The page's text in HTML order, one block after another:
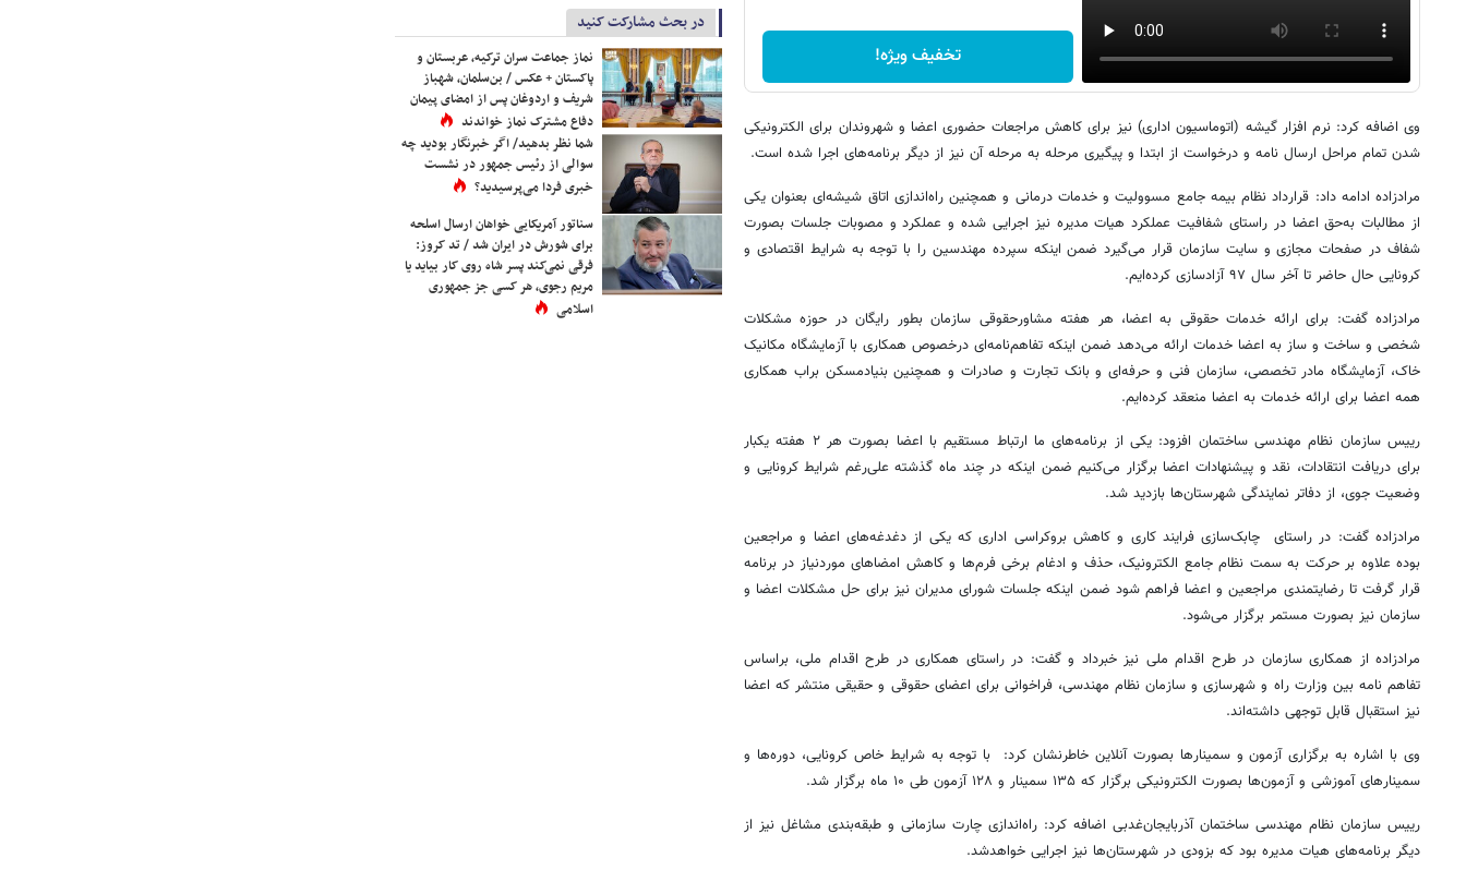
تخفیف ویژه!
وی اضافه کرد: نرم افزار گیشه (اتوماسیون اداری) نیز برای کاهش مراجعات حضوری اعضا و شهروندان برای الکترونیکی
شدن تمام مراحل‌ ارسال نامه و درخواست از ابتدا و پیگیری مرحله به مرحله آن نیز از دیگر برنامه‌های اجرا شده است.
مرادزاده ادامه داد: قرارداد نظام بیمه جامع مسوولیت و خدمات درمانی و همچنین راه‌اندازی اتاق شیشه‌ای بعنوان یکی
از مطالبات به‌حق اعضا در راستای شفافیت عملکرد هیات مدیره نیز اجرایی شده و عملکرد و مصوبات جلسات بصورت
شفاف در صفحات مجازی و سایت سازمان قرار می‌گیرد ضمن اینکه سپرده مهندسین را با توجه به شرایط اقتصادی و
کرونایی حال حاضر تا آخر سال ۹۷ آزادسازی کرده‌ایم.
مرادزاده گفت: برای ارائه خدمات حقوقی به اعضا، هر هفته مشاورحقوقی سازمان بطور رایگان در حوزه مشکلات
شخصی و ساخت و ساز به اعضا خدمات ارائه می‌دهد ضمن اینکه تفاهم‌نامه‌ای درخصوص همکاری با آزمایشگاه مکانیک
خاک، آزمایشگاه مادر تخصصی، سازمان فنی و حرفه‌ای و بانک تجارت و صادرات و همچنین بنیادمسکن براب همکاری
همه اعضا برای ارائه خدمات به اعضا منعقد کرده‌ایم.
رییس سازمان نظام مهندسی ساختمان افزود: یکی از برنامه‌های ما ارتباط مستقیم با اعضا بصورت هر ۲ هفته یکبار
برای دریافت انتقادات، نقد و پیشنهادات اعضا برگزار می‌کنیم ضمن اینکه در چند ماه گذشته علی‌رغم شرایط کرونایی و
وضعیت جوی، از دفاتر نمایندگی شهرستان‌ها بازدید شد.
مرادزاده گفت: در راستای چابک‌سازی فرایند کاری و کاهش بروکراسی اداری که یکی از دغدغه‌های اعضا و مراجعین
بوده علاوه بر حرکت به سمت نظام جامع الکترونیک، حذف و ادغام برخی فرم‌ها و کاهش امضاهای موردنیاز در برنامه
قرار گرفت تا رضایتمندی مراجعین و اعضا فراهم شود ضمن اینکه جلسات شورای مدیران نیز برای حل مشکلات اعضا و
سازمان نیز بصورت مستمر برگزار می‌شود.
مرادزاده از همکاری سازمان در طرح اقدام ملی نیز خبرداد و گفت: در راستای همکاری در طرح اقدام ملی، براساس
تفاهم نامه بین وزارت راه و شهرسازی و سازمان نظام مهندسی، فراخوانی برای اعضای حقوقی و حقیقی منتشر که اعضا
نیز استقبال قابل توجهی داشته‌اند.
وی با اشاره به برگزاری آزمون و سمینارها بصورت آنلاین خاطرنشان کرد: با توجه به شرایط خاص کرونایی، دوره‌ها و
سمینارهای آموزشی و آزمون‌ها بصورت الکترونیکی برگزار که ۱۳۵ سمینار و ۱۲۸ آزمون طی ۱۰ ماه برگزار شد.
رییس سازمان نظام مهندسی ساختمان آذربایجان‌غدبی اضافه کرد: راه‌اندازی چارت سازمانی و طبقه‌بندی مشاغل نیز از
دیگر برنامه‌های هیات مدیره بود که بزودی در شهرستان‌ها نیز اجرایی خواهدشد.
در بحث مشارکت کنید
نماز جماعت سران ترکیه، عربستان و
پاکستان + عکس / بن‌سلمان، شهباز
شریف و اردوغان پس از امضای پیمان
دفاع مشترک نماز خواندند
شما نظر بدهید/ اگر خبرنگار بودید چه
سوالی از رئیس جمهور در نشست
خبری فردا می‌پرسیدید؟
سناتور آمریکایی خواهان ارسال اسلحه
برای شورش در ایران شد / تد کروز:
فرقی نمی‌کند پسر شاه روی کار بیاید یا
مریم رجوی، هر کسی جز جمهوری
اسلامی